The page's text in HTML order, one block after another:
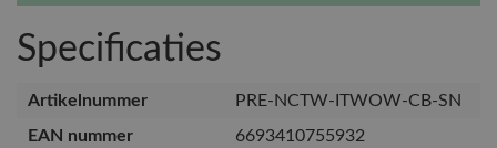
Specificaties
Artikelnummer
PRE-NCTW-ITWOW-CB-SN
EAN nummer
6693410755932